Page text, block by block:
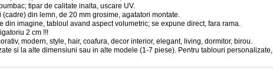
tipar de calitate inalta, uscare UV.
(cadre) din lemn, de 20 mm grosime, agatatori montate.
din imagine, tabloul avand aspect volumetric; se expune direct, fara rama.
2 cm !!!
modern, style, hair, coafura, decor interior, elegant, living, dormitor, birou.
si la alte dimensiuni sau in alte modele (1-7 piese). Pentru tablouri personalizate,